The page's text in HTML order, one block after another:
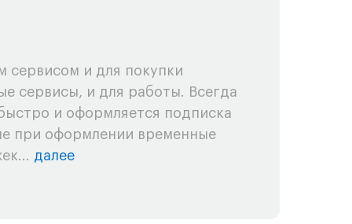
сервисом и для покупки
сервисы, и для работы. Всегда
и оформляется подписка
при оформлении временные
далее